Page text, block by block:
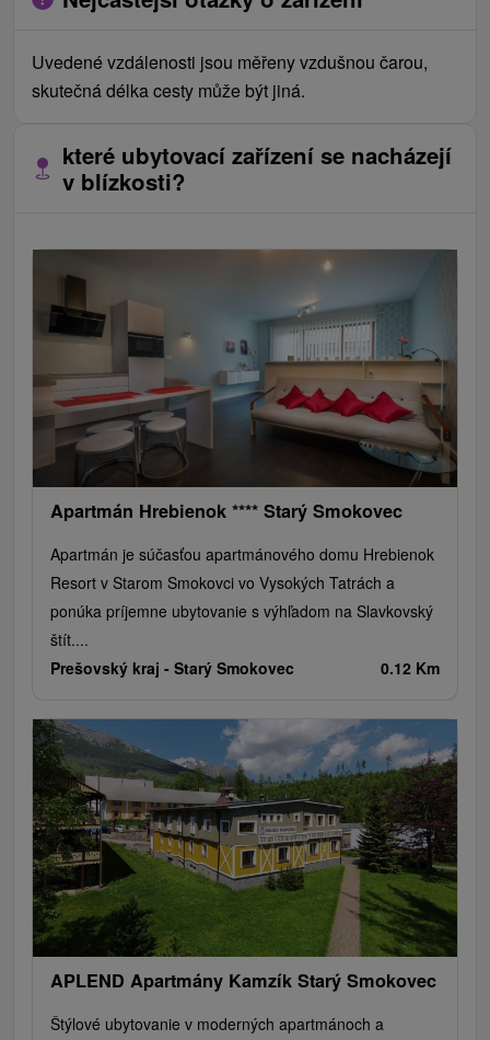
Uvedené vzdálenosti jsou měřeny vzdušnou čarou,
skutečná délka cesty může být jiná.
které ubytovací zařízení se nacházejí
v blízkosti?
Apartmán Hrebienok **** Starý Smokovec
Apartmán je súčasťou apartmánového domu Hrebienok
Resort v Starom Smokovci vo Vysokých Tatrách a
ponúka príjemne ubytovanie s výhľadom na Slavkovský
štít....
Prešovský kraj - Starý Smokovec 0.12 Km
APLEND Apartmány Kamzík Starý Smokovec
Štýlové ubytovanie v moderných apartmánoch a